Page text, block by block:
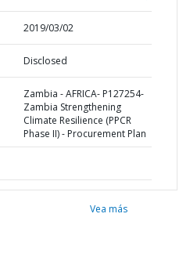
2019/03/02
Disclosed
Zambia - AFRICA- P127254-
Zambia Strengthening
Climate Resilience (PPCR
Phase II) - Procurement Plan
Vea más